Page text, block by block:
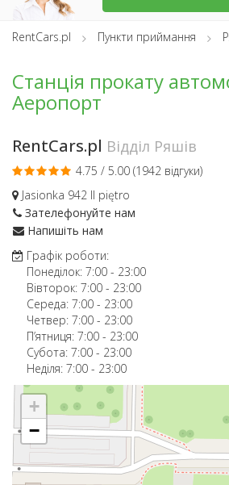
RentCars.pl Пункти приймання
Станція прокату
Аеропорт
RentCars.pl Відділ Ряшів
4.75 / 5.00 (1942 відгуки)
Jasionka 942 II piętro
Зателефонуйте нам
Напишіть нам
Графік роботи:
Понеділок: 7:00 - 23:00
Вівторок: 7:00 - 23:00
Середа: 7:00 - 23:00
Четвер: 7:00 - 23:00
П’ятниця: 7:00 - 23:00
Субота: 7:00 - 23:00
Неділя: 7:00 - 23:00
+
−